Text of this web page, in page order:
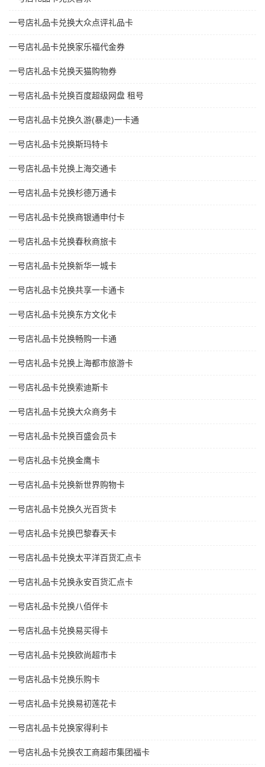
一号店礼品卡兑换大众点评礼品卡
一号店礼品卡兑换家乐福代金券
一号店礼品卡兑换天猫购物券
一号店礼品卡兑换百度超级网盘 租号
一号店礼品卡兑换久游(暴走)一卡通
一号店礼品卡兑换斯玛特卡
一号店礼品卡兑换上海交通卡
一号店礼品卡兑换杉德万通卡
一号店礼品卡兑换商银通申付卡
一号店礼品卡兑换春秋商旅卡
一号店礼品卡兑换新华一城卡
一号店礼品卡兑换共享一卡通卡
一号店礼品卡兑换东方文化卡
一号店礼品卡兑换畅购一卡通
一号店礼品卡兑换上海都市旅游卡
一号店礼品卡兑换索迪斯卡
一号店礼品卡兑换大众商务卡
一号店礼品卡兑换百盛会员卡
一号店礼品卡兑换金鹰卡
一号店礼品卡兑换新世界购物卡
一号店礼品卡兑换久光百货卡
一号店礼品卡兑换巴黎春天卡
一号店礼品卡兑换太平洋百货汇点卡
一号店礼品卡兑换永安百货汇点卡
一号店礼品卡兑换八佰伴卡
一号店礼品卡兑换易买得卡
一号店礼品卡兑换欧尚超市卡
一号店礼品卡兑换乐购卡
一号店礼品卡兑换易初莲花卡
一号店礼品卡兑换家得利卡
一号店礼品卡兑换农工商超市集团福卡